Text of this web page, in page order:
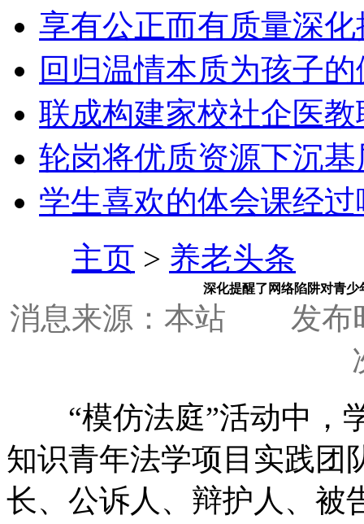
享有公正而有质量深
回归温情本质为孩子
联成构建家校社企医
轮岗将优质资源下沉
学生喜欢的体会课经
主页 > 养老头条
深化提醒了网络陷阱对青
消息来源：本站
发布
“模仿法庭”活动中，
知识青年法学项目实践团
长、公诉人、辩护人